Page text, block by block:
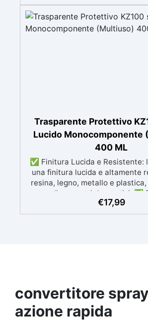
Il kit include due componenti
(trasparente poliuretanico e
bicchiere graduato per una
Trasparente Protettivo
Lucido Monocomponente
400 ML
✅ Finitura Lucida e Resistente:
una finitura lucida e altamente
resina, legno, metallo e
tavoli e oggetti decorativi. ✅
Duratura: Resistente a
atmosferici, detergenti
qualsiasi superficie, senza
un'applicazione singola. ✅
per diverse superfici, tra cui
metallo e plastica, migliorando
€17,99
convertitore
azione rapida